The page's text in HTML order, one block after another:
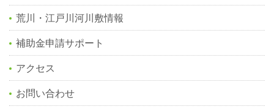
荒川・江戸川河川敷情報
補助金申請サポート
アクセス
お問い合わせ